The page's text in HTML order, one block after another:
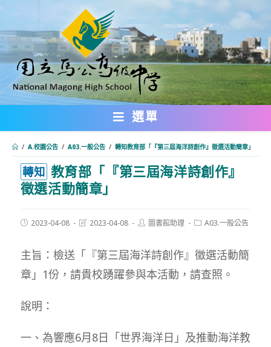
轉
主
要
內
選單
/ A.校園公告 / A03.一般公告 / 轉知教育部「『第三屆海洋詩創作』徵選活動簡章」
轉知 教育部「『第三屆海洋詩創作』
徵選活動簡章」
Post2023-04-08
Post2023-04-08
Post圖書館助理
PostA03.一般公告
主旨：檢送「『第三屆海洋詩創作』徵選活動簡
章」1份，請貴校踴躍參與本活動，請查照。
說明：
一、為響應6月8日「世界海洋日」及推動海洋教